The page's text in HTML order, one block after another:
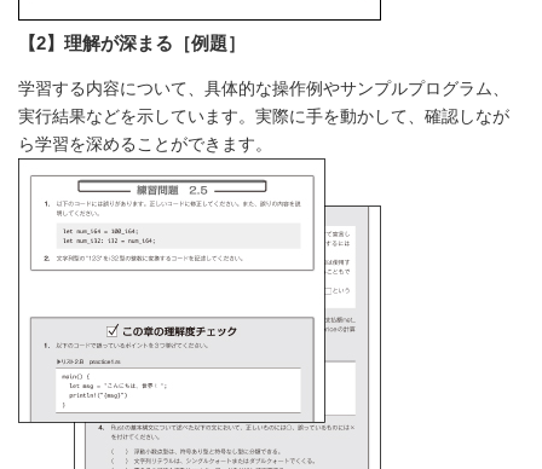
【2】理解が深まる［例題］
学習する内容について、具体的な操作例やサンプルプログラム、
実行結果などを示しています。実際に手を動かして、確認しなが
ら学習を深めることができます。